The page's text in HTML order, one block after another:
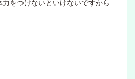
をつけないといけないですから